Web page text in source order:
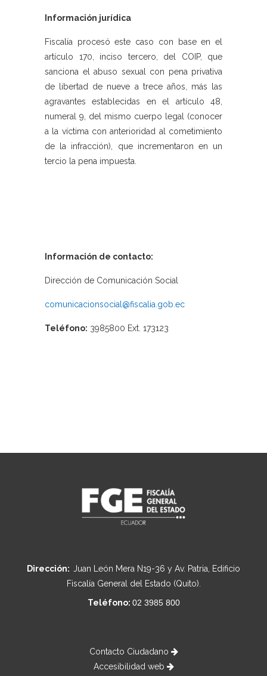
Información jurídica
Fiscalía procesó este caso con base en el
artículo 170, inciso tercero, del COIP, que
sanciona el abuso sexual con pena privativa
de libertad de nueve a trece años, más las
agravantes establecidas en el artículo 48,
numeral 9, del mismo cuerpo legal (conocer
a la víctima con anterioridad al cometimiento
de la infracción), que incrementaron en un
tercio la pena impuesta.
Información de contacto:
Dirección de Comunicación Social
comunicacionsocial@fiscalia.gob.ec
Teléfono: 3985800 Ext. 173123
Dirección: Juan León Mera N19-36 y Av. Patria, Edificio
Fiscalía General del Estado (Quito).
Teléfono: 02 3985 800
Contacto Ciudadano
Accesibilidad web